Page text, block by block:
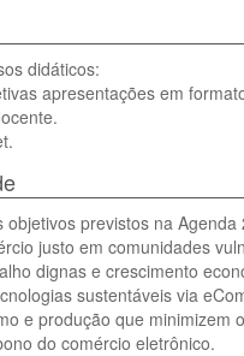
didáticos:
apresentações em
previstos na
justo em comunidades
dignas e crescimento
sustentáveis via
e produção que minimizem
do comércio eletrônico.